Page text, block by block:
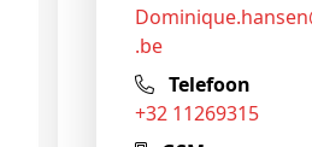
dominique
.be
Telefoon
+32 11269315